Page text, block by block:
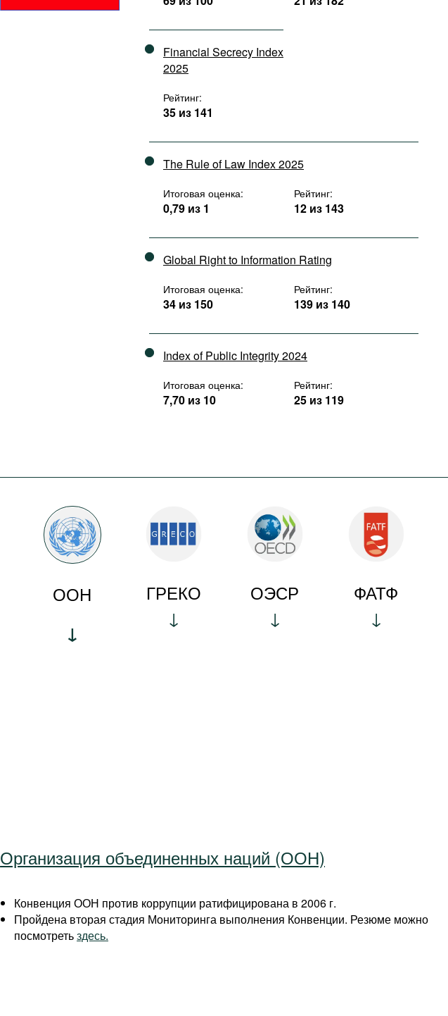
Financial Secrecy Index
2025
Рейтинг:
35 из 141
The Rule of Law Index 2025
Итоговая оценка:
0,79 из 1
Рейтинг:
12 из 143
Global Right to Information Rating
Итоговая оценка:
34 из 150
Рейтинг:
139 из 140
Index of Public Integrity 2024
Итоговая оценка:
7,70 из 10
Рейтинг:
25 из 119
ООН ГРЕКО ОЭСР ФАТФ
Организация объединенных наций (ООН)
Конвенция ООН против коррупции ратифицирована в 2006 г.
Пройдена вторая стадия Мониторинга выполнения Конвенции. Резюме можно
посмотретьздесь.